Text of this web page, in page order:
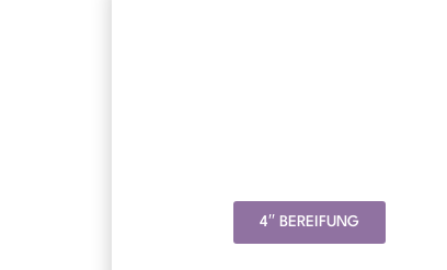
4′′ BEREIFUNG